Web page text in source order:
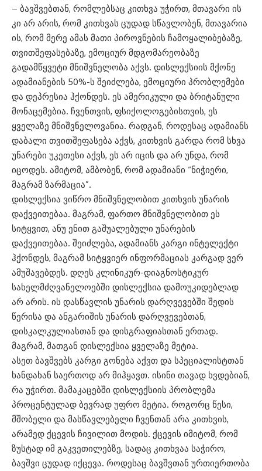
– ბავშვებთან, რომლებსაც კითხვა უჭირთ, მთავარი ის
კი არ არის, რომ კითხვას ცუდად სწავლობენ, მთავარია
ის, რომ მერე ამას მათი პიროვნების ჩამოყალიბებაზე,
თვითშეფასებაზე, ემოციურ მდგომარეობაზე
გადამწყვეტი მნიშვნელობა აქვს. დისლექსიის მქონე
ადამიანების 50%-ს შეიძლება, ემოციური პრობლემები
და დეპრესია ჰქონდეს. ეს ამერიკული და ბრიტანული
მონაცემებია. ჩვენთვის, ფსიქოლოგებისთვის, ეს
ყველაზე მნიშვნელოვანია. რადგან, როდესაც ადამიანს
დაბალი თვითშეფასება აქვს, კითხვის გარდა რომ სხვა
უნარები უკეთესი აქვს, ეს არ იცის და არ უნდა, რომ
იცოდეს. ამიტომ, ამბობენ, რომ ადამიანი “ნიჭიერი,
მაგრამ ზარმაცია”.
დისლექსია ვიწრო მნიშვნელობით კითხვის უნარის
დაქვეითებაა. მაგრამ, ფართო მნიშვნელობით ეს
სიტყვით, ანუ ენით გაშუალებული უნარების
დაქვეითებაა. შეიძლება, ადამიანს კარგი ინტელექტი
ჰქონდეს, მაგრამ სიტყვიერ ინფორმაციას კარგად ვერ
ამუშავებდეს. დღეს კლინიკურ-დიაგნოსტიკურ
სახელმძღვანელოებში დისლექსია დამოუკიდებლად
არ არის. ის დასწავლის უნარის დარღვევებში შედის
წერისა და ანგარიშის უნარის დარღვევებთან,
დისკალკულიასთან და დისგრაფიასთან ერთად.
მაგრამ, მათგან დისლექსია ყველაზე მეტია.
ასეთ ბავშვებს კარგი გონება აქვთ და სპეციალისტთან
ხანდახან საერთოდ არ მიჰყავთ. ისინი თავად ხვდებიან,
რა უჭირთ. მამაკაცებში დისლექსიის პრობლემა
პროცენტულად ბევრად უფრო მეტია. როგორც წესი,
მშობელი და მასწავლებელი ჩვენთან არა კითხვის,
არამედ ქცევის ჩივილით მოდის. ქცევის იმიტომ, რომ
ზუსტად იმ გაკვეთილებზე, სადაც კითხვაა საჭირო,
ბავშვი ცუდად იქცევა. როდესაც ბავშვთან ურთიერთობა